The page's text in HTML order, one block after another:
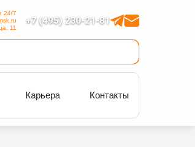
+7 (495) 230-21-81
24/7
11
Карьера Контакты